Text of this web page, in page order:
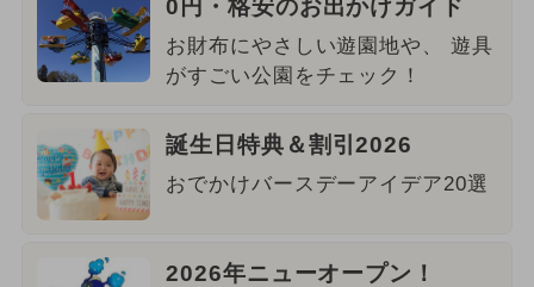
0円・格安のお出かけガイド
お財布にやさしい遊園地や、 遊具
がすごい公園をチェック！
誕生日特典＆割引2026
おでかけバースデーアイデア20選
2026年ニューオープン！